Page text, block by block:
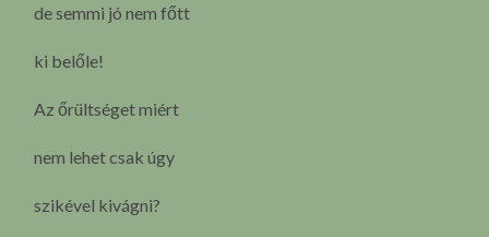
de semmi jó nem főtt
ki belőle!
Az őrültséget miért
nem lehet csak úgy
szikével kivágni?